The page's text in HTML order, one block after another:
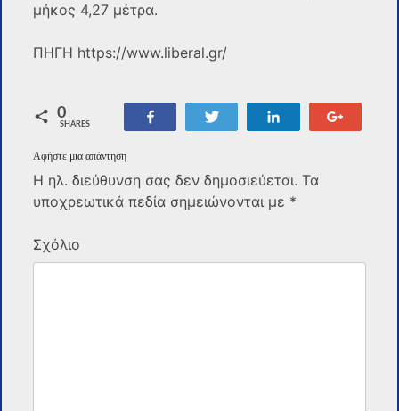
μήκος 4,27 μέτρα.
ΠΗΓΗ https://www.liberal.gr/
0
SHARES
Αφήστε μια απάντηση
Η ηλ. διεύθυνση σας δεν δημοσιεύεται. Τα
υποχρεωτικά πεδία σημειώνονται με *
Σχόλιο